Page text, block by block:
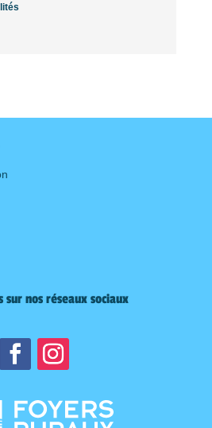
sur nos réseaux sociaux